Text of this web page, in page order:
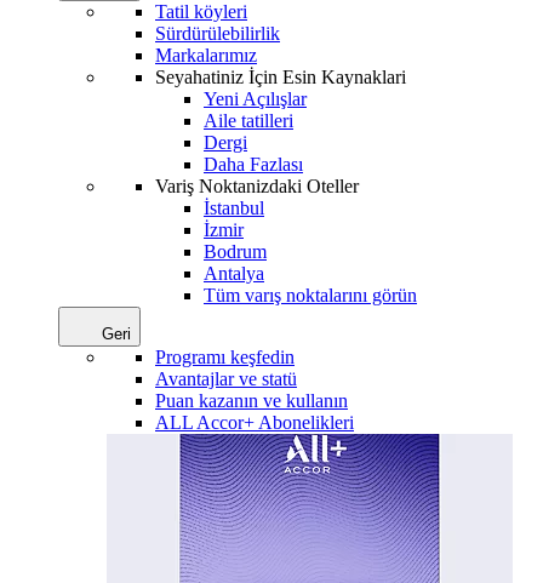
Tatil köyleri
Sürdürülebilirlik
Markalarımız
Seyahatiniz İçin Esin Kaynaklari
Yeni Açılışlar
Aile tatilleri
Dergi
Daha Fazlası
Variş Noktanizdaki Oteller
İstanbul
İzmir
Bodrum
Antalya
Tüm varış noktalarını görün
Geri
Programı keşfedin
Avantajlar ve statü
Puan kazanın ve kullanın
ALL Accor+ Abonelikleri